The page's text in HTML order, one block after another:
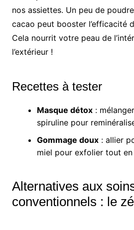
nos assiettes. Un peu de
cacao peut booster l’efficacité
Cela nourrit votre peau de
l’extérieur !
Recettes à tester
Masque détox:
spiruline pour
Gommage doux: allier
miel pour exfolier tout
Alternatives aux
conventionnels : le